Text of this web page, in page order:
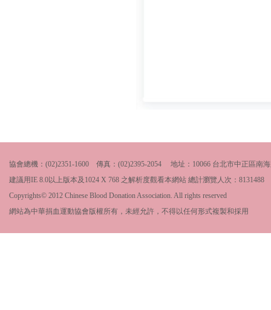
協會總機：(02)2351-1600 傳真：(02)2395-2054 地址：10066 台北市中正區南
建議用IE 8.0以上版本及1024 X 768 之解析度觀看本網站 總計瀏覽人次： 8131488
Copyrights© 2012 Chinese Blood Donation Association. All rights reserved
網站為中華捐血運動協會版權所有，未經允許，不得以任何形式複製和採用